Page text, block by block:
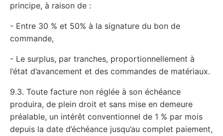
principe, à raison de :
- Entre 30 % et 50% à la signature du bon de
commande,
- Le surplus, par tranches, proportionnellement à
l’état d’avancement et des commandes de matériaux.
9.3. Toute facture non réglée à son échéance
produira, de plein droit et sans mise en demeure
préalable, un intérêt conventionnel de 1 % par mois
depuis la date d’échéance jusqu’au complet paiement,